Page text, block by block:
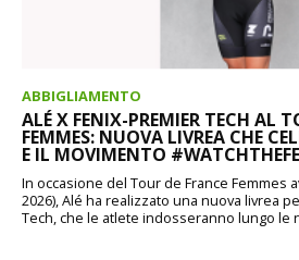
ABBIGLIAMENTO
ALÉ X FENIX-PREMIER TECH AL
FEMMES: NUOVA LIVREA CHE
E IL MOVIMENTO
In occasione del Tour de France Femmes
2026), Alé ha realizzato una nuova livrea
Tech, che le atlete indosseranno lungo le